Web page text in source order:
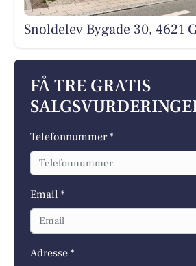
Snoldelev Bygade 30, 4621
FÅ TRE GRATIS
Telefonnummer *
Email *
Adresse *